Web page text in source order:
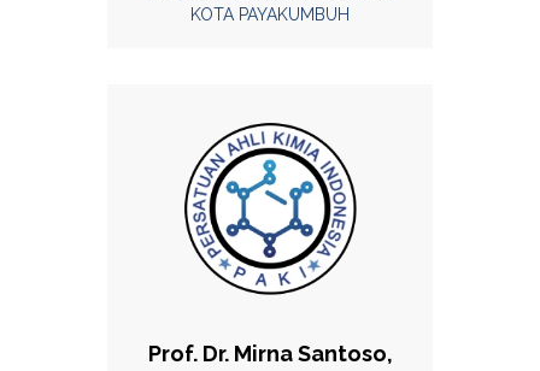
KOTA PAYAKUMBUH
Prof. Dr. Mirna Santoso,